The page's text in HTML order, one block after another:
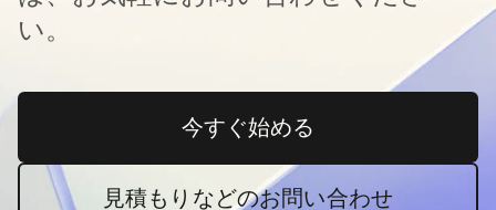
い。
今すぐ始める新しいタブで開く
見積もりなどのお問い合わせ